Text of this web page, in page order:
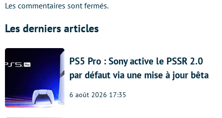
Les commentaires sont fermés.
Les derniers articles
PS5 Pro : Sony active le PSSR 2.0
par défaut via une mise à jour bêta
6 août 2026 17:35